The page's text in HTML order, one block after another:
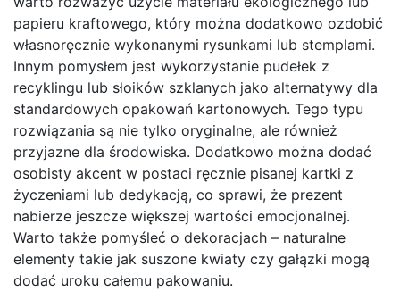
papieru kraftowego, który można dodatkowo ozdobić
własnoręcznie wykonanymi rysunkami lub stemplami.
Innym pomysłem jest wykorzystanie pudełek z
recyklingu lub słoików szklanych jako alternatywy dla
standardowych opakowań kartonowych. Tego typu
rozwiązania są nie tylko oryginalne, ale również
przyjazne dla środowiska. Dodatkowo można dodać
osobisty akcent w postaci ręcznie pisanej kartki z
życzeniami lub dedykacją, co sprawi, że prezent
nabierze jeszcze większej wartości emocjonalnej.
Warto także pomyśleć o dekoracjach – naturalne
elementy takie jak suszone kwiaty czy gałązki mogą
dodać uroku całemu pakowaniu.